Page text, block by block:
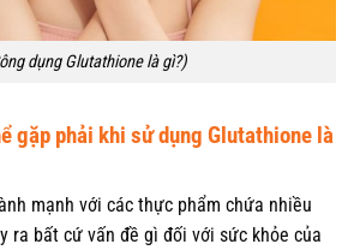
dụng Glutathione là gì?)
gặp phải khi sử dụng Glutathione là
mạnh với các thực phẩm chứa nhiều
ra bất cứ vấn đề gì đối với sức khỏe của